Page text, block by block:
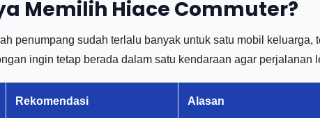
Memilih Hiace Commuter?
penumpang sudah terlalu banyak untuk satu mobil
ingin tetap berada dalam satu kendaraan agar perjalanan
Rekomendasi Alasan